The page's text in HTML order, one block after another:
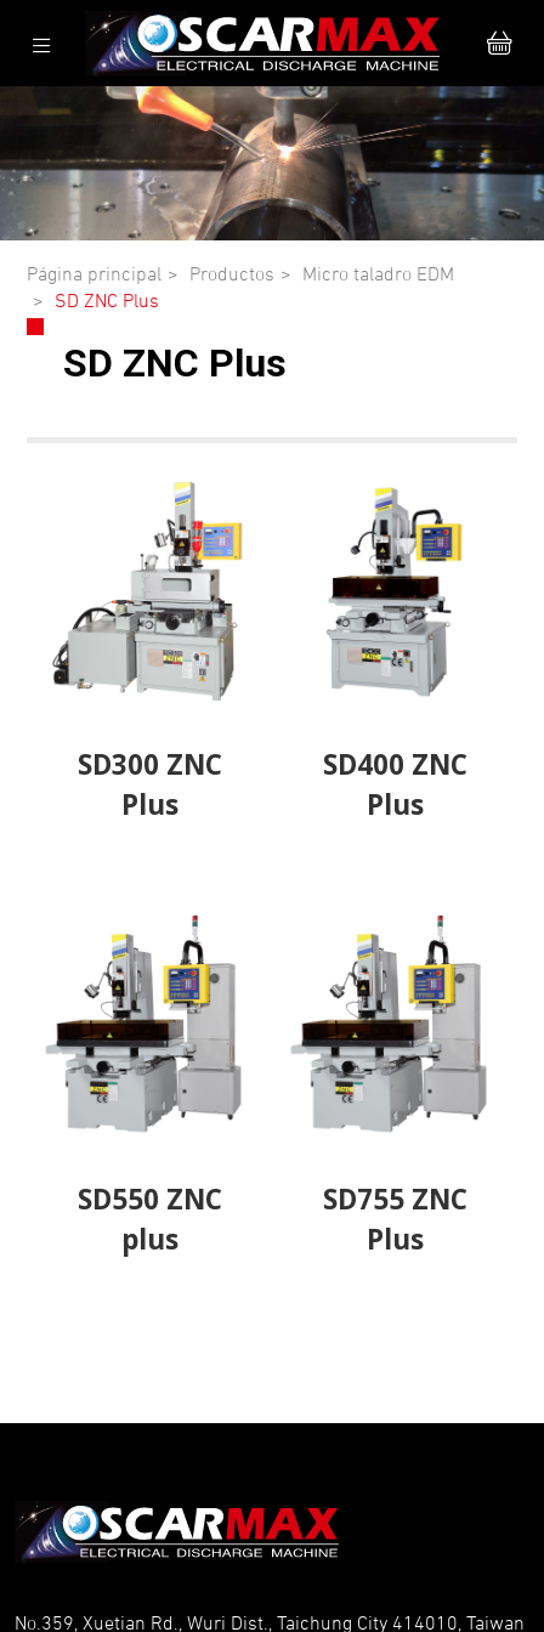
SD ZNC Plus
Página principal Productos
Micro taladro EDM
SD ZNC Plus
SD300 ZNC
Plus
SD400 ZNC
Plus
SD550 ZNC
plus
SD755 ZNC
Plus
No.359, Xuetian Rd., Wuri Dist., Taichung City 414010, Taiwan